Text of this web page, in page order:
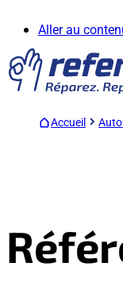
Aller au
Accueil